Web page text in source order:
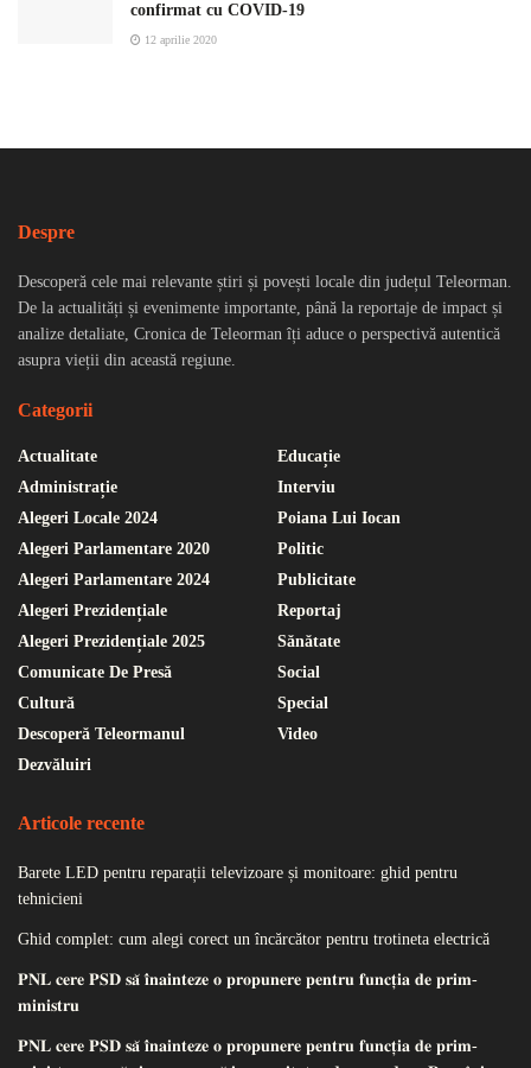
confirmat cu COVID-19
12 aprilie 2020
Despre
Descoperă cele mai relevante știri și povești locale din județul Teleorman.
De la actualități și evenimente importante, până la reportaje de impact și
analize detaliate, Cronica de Teleorman îți aduce o perspectivă autentică
asupra vieții din această regiune.
Categorii
Actualitate
Administrație
Alegeri Locale 2024
Alegeri Parlamentare 2020
Alegeri Parlamentare 2024
Alegeri Prezidențiale
Alegeri Prezidențiale 2025
Comunicate De Presă
Cultură
Descoperă Teleormanul
Dezvăluiri
Educație
Interviu
Poiana Lui Iocan
Politic
Publicitate
Reportaj
Sănătate
Social
Special
Video
Articole recente
Barete LED pentru reparații televizoare și monitoare: ghid pentru
tehnicieni
Ghid complet: cum alegi corect un încărcător pentru trotineta electrică
𝐏𝐍𝐋 𝐜𝐞𝐫𝐞 𝐏𝐒𝐃 𝐬𝐚̆ 𝐢̂𝐧𝐚𝐢𝐧𝐭𝐞𝐳𝐞 𝐨 𝐩𝐫𝐨𝐩𝐮𝐧𝐞𝐫𝐞 𝐩𝐞𝐧𝐭𝐫𝐮 𝐟𝐮𝐧𝐜𝐭̦𝐢𝐚 𝐝𝐞 𝐩𝐫𝐢𝐦-
𝐦𝐢𝐧𝐢𝐬𝐭𝐫𝐮
𝐏𝐍𝐋 𝐜𝐞𝐫𝐞 𝐏𝐒𝐃 𝐬𝐚̆ 𝐢̂𝐧𝐚𝐢𝐧𝐭𝐞𝐳𝐞 𝐨 𝐩𝐫𝐨𝐩𝐮𝐧𝐞𝐫𝐞 𝐩𝐞𝐧𝐭𝐫𝐮 𝐟𝐮𝐧𝐜𝐭̦𝐢𝐚 𝐝𝐞 𝐩𝐫𝐢𝐦-